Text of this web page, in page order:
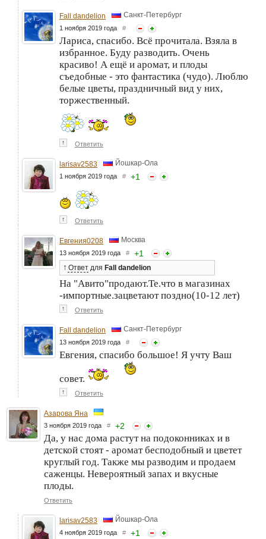
Fall dandelion Санкт-Петербург
1 ноября 2019 года #
Лариса, спасибо. Всё прочитала. Взяла в
избранное. Буду разводить. Очень
красиво! А ещё и аромат, и плоды
съедобные - это фантастика (чудо). Люблю
белые цветы, праздничный вид у них,
торжественный.
↑ Ответить
larisav2583 Йошкар-Ола
1 ноября 2019 года # +1
↑ Ответить
Евгения0208 Москва
13 ноября 2019 года # +1
↑ Ответ для Fall dandelion
На "Авито"продают.Те.что в магазинах
-импортные.зацветают поздно(10-12 лет)
↑ Ответить
Fall dandelion Санкт-Петербург
13 ноября 2019 года #
Евгения, спасибо большое! Я учту Ваш
совет.
↑ Ответить
Азарова Яна
3 ноября 2019 года # +2
Да, у нас дома растут на подоконниках и в
детской стоят - аромат бесподобный и цветет
круглый год. Также мы разводим и продаем
саженцы. Невероятный запах и вкусные
плоды.
Ответить
larisav2583 Йошкар-Ола
4 ноября 2019 года # +1